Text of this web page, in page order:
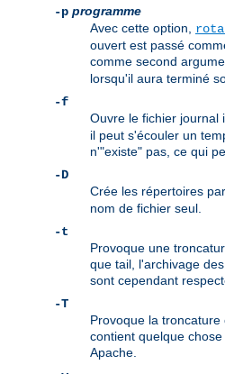
-p programme
Avec cette option,
ouvert est passé
comme second
lorsqu'il aura terminé
-f
Ouvre le fichier journal
il peut s'écouler un
n'"existe" pas, ce qui
-D
Crée les répertoires
nom de fichier seul.
-t
Provoque une
que tail, l'archivage
sont cependant
-T
Provoque la
contient quelque
Apache.